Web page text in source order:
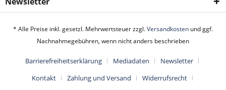
* Alle Preise inkl. gesetzl. Mehrwertsteuer zzgl.Versandkosten und ggf.
Nachnahmegebühren, wenn nicht anders beschrieben
Barrierefreiheitserklärung Mediadaten
Newsletter
Kontakt
Zahlung und Versand
Widerrufsrecht